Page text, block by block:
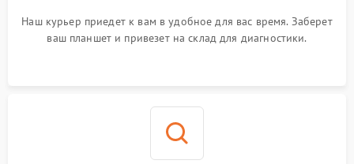
Наш курьер приедет к вам в удобное для вас время. Заберет
ваш планшет и привезет на склад для диагностики.